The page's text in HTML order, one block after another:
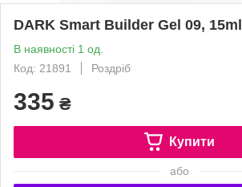
DARK Smart Builder Gel 09, 15ml
В наявності 1 од.
Код: 21891
Роздріб
335 ₴
Купити
або